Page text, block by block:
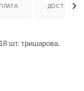
ДОСТАВКА
шт. тришарова.